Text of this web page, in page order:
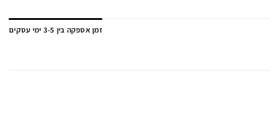
זמן אספקה בין 3-5 ימי עסקים